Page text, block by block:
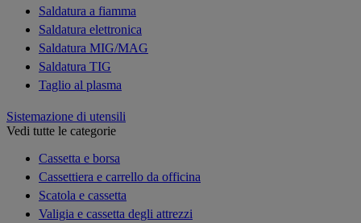
Saldatura a fiamma
Saldatura elettronica
Saldatura MIG/MAG
Saldatura TIG
Taglio al plasma
Sistemazione di utensili
Vedi tutte le categorie
Cassetta e borsa
Cassettiera e carrello da officina
Scatola e cassetta
Valigia e cassetta degli attrezzi